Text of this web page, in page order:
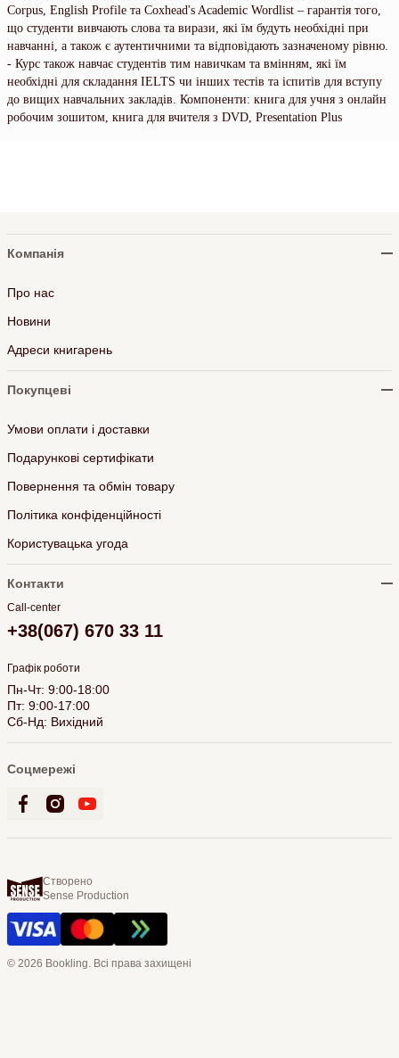
Corpus, English Profile та Coxhead's Academic Wordlist – гарантія того,
що студенти вивчають слова та вирази, які їм будуть необхідні при
навчанні, а також є аутентичними та відповідають зазначеному рівню.
- Курс також навчає студентів тим навичкам та вмінням, які їм
необхідні для складання IELTS чи інших тестів та іспитів для вступу
до вищих навчальних закладів. Компоненти: книга для учня з онлайн
робочим зошитом, книга для вчителя з DVD, Presentation Plus
Компанія
Про нас
Новини
Адреси книгарень
Покупцеві
Умови оплати і доставки
Подарункові сертифікати
Повернення та обмін товару
Політика конфіденційності
Користувацька угода
Контакти
Call-center
+38(067) 670 33 11
Графік роботи
Пн-Чт: 9:00-18:00
Пт: 9:00-17:00
Сб-Нд: Вихідний
Соцмережі
Створено
Sense Production
© 2026 Bookling. Всі права захищені